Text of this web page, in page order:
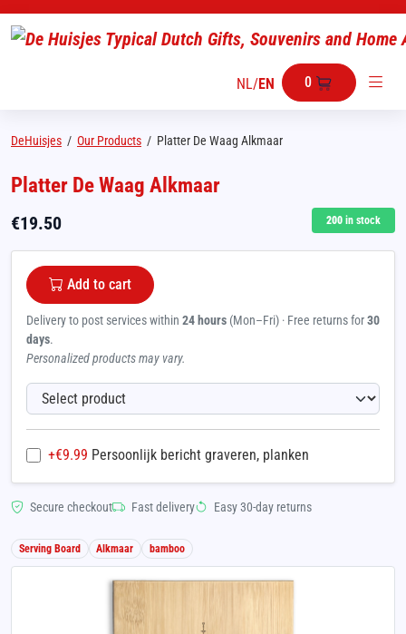
NL/EN 0
DeHuisjes / Our Products / Platter De Waag Alkmaar
Platter De Waag Alkmaar
€19.50 200 in stock
Add to cart
Delivery to post services within 24 hours (Mon–Fri) · Free returns for30
days.
Personalized products may vary.
+€9.99 Persoonlijk bericht graveren, planken
Secure checkout Fast delivery Easy 30-day returns
Serving Board Alkmaar bamboo